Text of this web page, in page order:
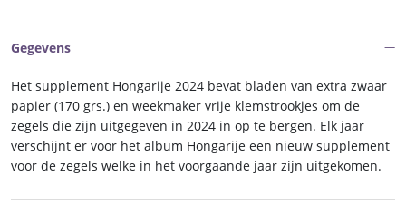
Gegevens
Het supplement Hongarije 2024 bevat bladen van extra zwaar
papier (170 grs.) en weekmaker vrije klemstrookjes om de
zegels die zijn uitgegeven in 2024 in op te bergen. Elk jaar
verschijnt er voor het album Hongarije een nieuw supplement
voor de zegels welke in het voorgaande jaar zijn uitgekomen.